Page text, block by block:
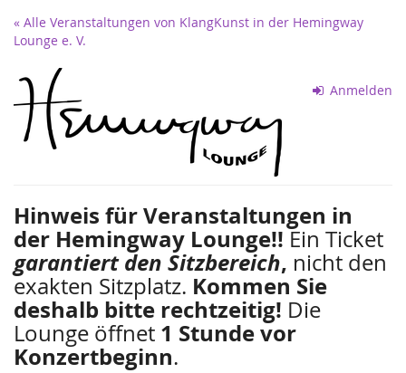
Zum
Haupt-
Inhalt
springen
« Alle Veranstaltungen von KlangKunst in der Hemingway
Lounge e. V.
Anmelden
Hinweis für Veranstaltungen in
der Hemingway Lounge!!Ein Ticket
garantiert den Sitzbereich, nicht den
exakten Sitzplatz. Kommen Sie
deshalb bitte rechtzeitig! Die
Lounge öffnet 1 Stunde vor
Konzertbeginn.